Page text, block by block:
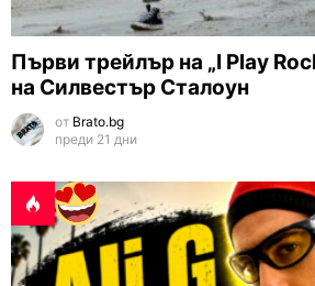
Първи трейлър на „I Play
на Силвестър Сталоун
от Brato.bg
преди 21 дни